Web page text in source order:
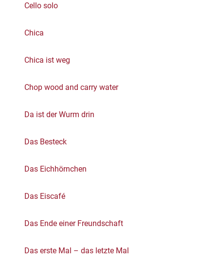
Cello solo
Chica
Chica ist weg
Chop wood and carry water
Da ist der Wurm drin
Das Besteck
Das Eichhörnchen
Das Eiscafé
Das Ende einer Freundschaft
Das erste Mal – das letzte Mal